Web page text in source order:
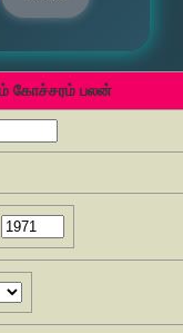
கோச்சரம் பலன்